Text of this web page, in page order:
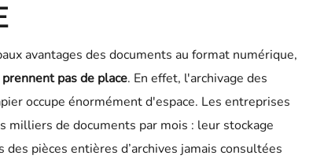
avantages des documents au format numérique,
pas de place. En effet, l'archivage des
occupe énormément d'espace. Les entreprises
milliers de documents par mois : leur stockage
des pièces entières d’archives jamais consultées